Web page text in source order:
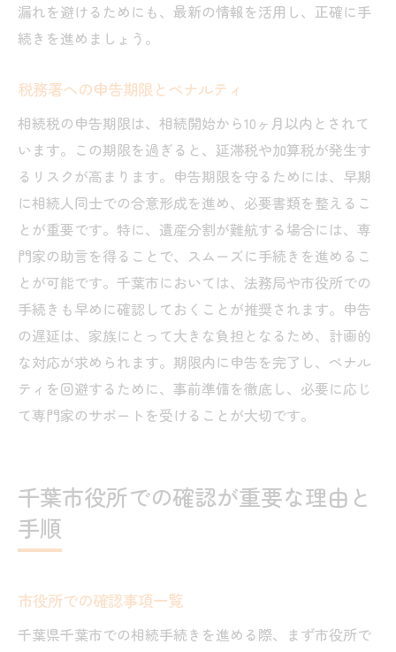
漏れを避けるためにも、最新の情報を活用し、正確に手
続きを進めましょう。
税務署への申告期限とペナルティ
相続税の申告期限は、相続開始から10ヶ月以内とされて
います。この期限を過ぎると、延滞税や加算税が発生す
るリスクが高まります。申告期限を守るためには、早期
に相続人同士での合意形成を進め、必要書類を整えるこ
とが重要です。特に、遺産分割が難航する場合には、専
門家の助言を得ることで、スムーズに手続きを進めるこ
とが可能です。千葉市においては、法務局や市役所での
手続きも早めに確認しておくことが推奨されます。申告
の遅延は、家族にとって大きな負担となるため、計画的
な対応が求められます。期限内に申告を完了し、ペナル
ティを回避するために、事前準備を徹底し、必要に応じ
て専門家のサポートを受けることが大切です。
千葉市役所での確認が重要な理由と
手順
市役所での確認事項一覧
千葉県千葉市での相続手続きを進める際、まず市役所で